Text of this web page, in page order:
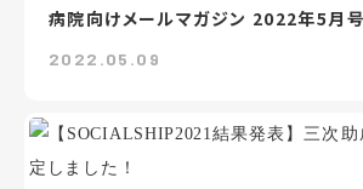
病院向けメールマガジン 2022年5月
2022.05.09